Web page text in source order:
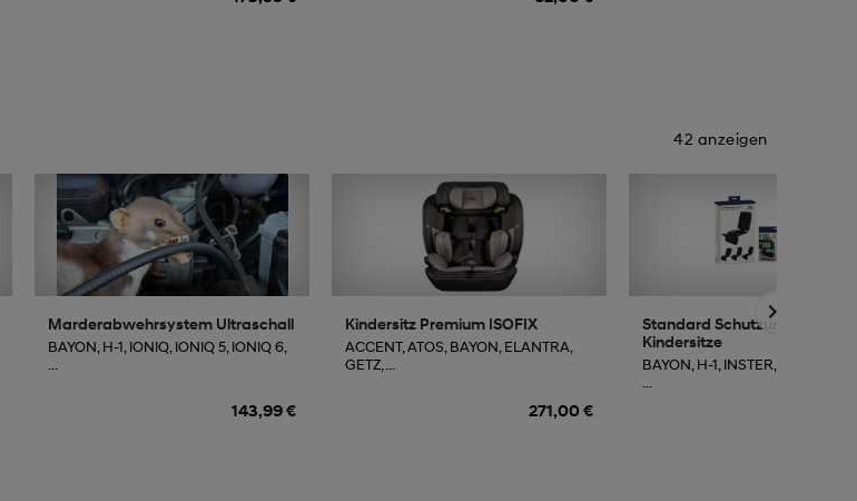
42 anzeigen
Marderabwehrsystem Ultraschall
BAYON, H-1, IONIQ, IONIQ 5, IONIQ 6,
...
143,99 €
Kindersitz Premium ISOFIX
ACCENT, ATOS, BAYON, ELANTRA,
GETZ, ...
271,00 €
Standard Schutzunterlage für
Kindersitze
BAYON, H-1, INSTER, IONIQ,
...